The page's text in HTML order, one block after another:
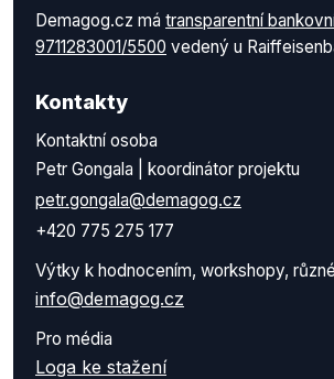
Demagog.cz má transparentní
9711283001/5500 vedený u
Kontakty
Kontaktní osoba
Petr Gongala | koordinátor projektu
petr.gongala@demagog.cz
+420 775 275 177
Výtky k hodnocením, workshopy, různé
info@demagog.cz
Pro média
Loga ke stažení